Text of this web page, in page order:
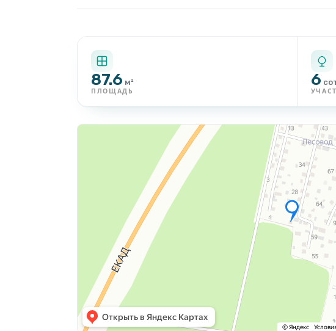
87.6 м²
ПЛОЩАДЬ
6